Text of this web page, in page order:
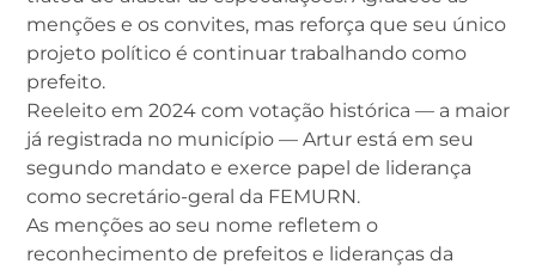
menções e os convites, mas reforça que seu único
projeto político é continuar trabalhando como
prefeito.
Reeleito em 2024 com votação histórica — a maior
já registrada no município — Artur está em seu
segundo mandato e exerce papel de liderança
como secretário-geral da FEMURN.
As menções ao seu nome refletem o
reconhecimento de prefeitos e lideranças da